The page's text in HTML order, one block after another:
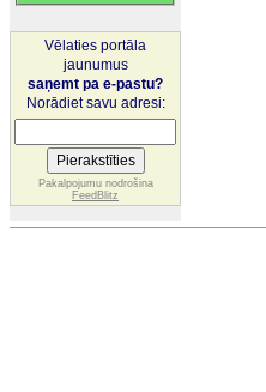
Vēlaties portāla
jaunumus
saņemt pa e-pastu?
Norādiet savu adresi:
Pakalpojumu nodrošina
FeedBlitz